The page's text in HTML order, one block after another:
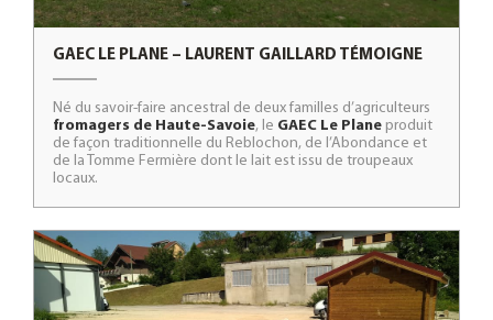
GAEC LE PLANE – LAURENT GAILLARD TÉMOIGNE
Né du savoir-faire ancestral de deux familles d’agriculteurs
fromagers de Haute-Savoie, le GAEC Le Plane produit
de façon traditionnelle du Reblochon, de l’Abondance et
de la Tomme Fermière dont le lait est issu de troupeaux
locaux.